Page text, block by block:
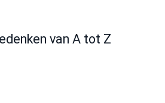
van A tot Z